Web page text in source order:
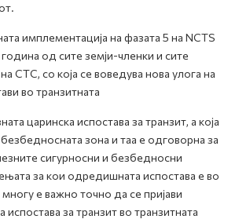
имплементација на фазата 5 на NCTS
од сите земји-членки и сите
CTC, со која се воведува нова улога на
во транзитната
царинска испостава за транзит, а која
зона и таа е одговорна за
сигурносни и безбедносни
за кои одредишната испостава е во
многу е важно точно да се пријави
испостава за транзит во транзитната